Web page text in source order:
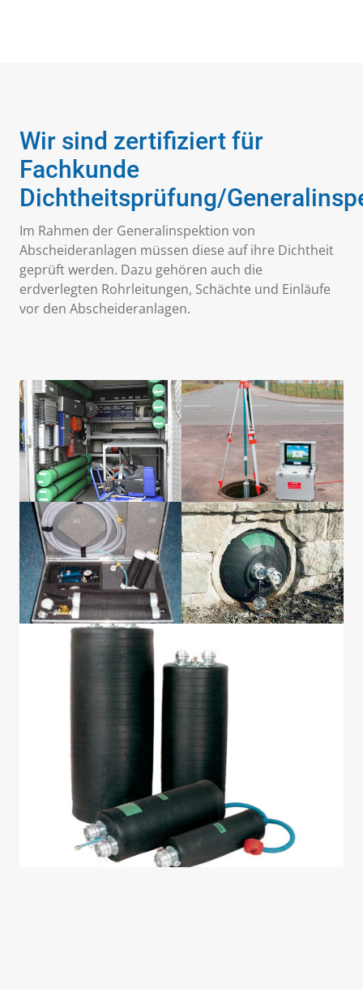
Wir sind zertifiziert für
Fachkunde
Dichtheitsprüfung/
Im Rahmen der Generalinspektion von
Abscheideranlagen müssen diese auf ihre Dichtheit
geprüft werden. Dazu gehören auch die
erdverlegten Rohrleitungen, Schächte und Einläufe
vor den Abscheideranlagen.